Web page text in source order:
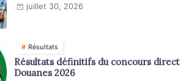
juillet 30, 2026
Résultats
Résultats définitifs du concours direct
Douanes 2026